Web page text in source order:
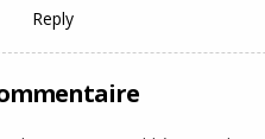
Reply